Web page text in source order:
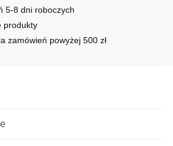
5-8 dni roboczych
produkty
zamówień powyżej 500 zł